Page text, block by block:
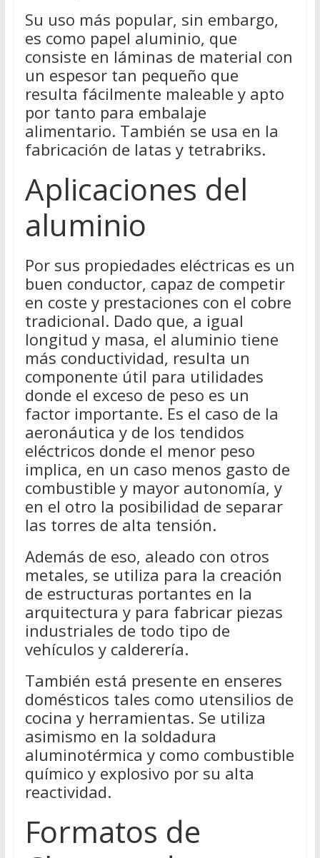
Su uso más popular, sin embargo,
es como papel aluminio, que
consiste en láminas de material con
un espesor tan pequeño que
resulta fácilmente maleable y apto
por tanto para embalaje
alimentario. También se usa en la
fabricación de latas y tetrabriks.
Aplicaciones del
aluminio
Por sus propiedades eléctricas es un
buen conductor, capaz de competir
en coste y prestaciones con el cobre
tradicional. Dado que, a igual
longitud y masa, el aluminio tiene
más conductividad, resulta un
componente útil para utilidades
donde el exceso de peso es un
factor importante. Es el caso de la
aeronáutica y de los tendidos
eléctricos donde el menor peso
implica, en un caso menos gasto de
combustible y mayor autonomía, y
en el otro la posibilidad de separar
las torres de alta tensión.
Además de eso, aleado con otros
metales, se utiliza para la creación
de estructuras portantes en la
arquitectura y para fabricar piezas
industriales de todo tipo de
vehículos y calderería.
También está presente en enseres
domésticos tales como utensilios de
cocina y herramientas. Se utiliza
asimismo en la soldadura
aluminotérmica y como combustible
químico y explosivo por su alta
reactividad.
Formatos de